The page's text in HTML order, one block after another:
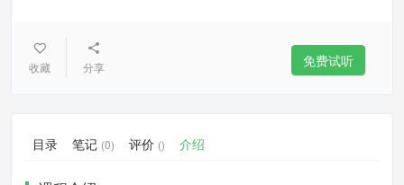
收藏 分享 免费试听
目录 笔记 (0) 评价 () 介绍